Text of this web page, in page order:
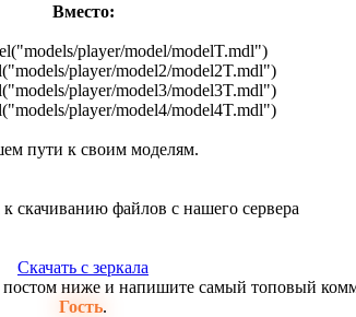
Вместо:
player/model/modelT.mdl")
player/model2/model2T.mdl")
player/model3/model3T.mdl")
player/model4/model4T.mdl")
пути к своим моделям.
к скачиванию файлов с нашего сервера
Скачать с зеркала
ниже и напишите самый топовый
Гость.